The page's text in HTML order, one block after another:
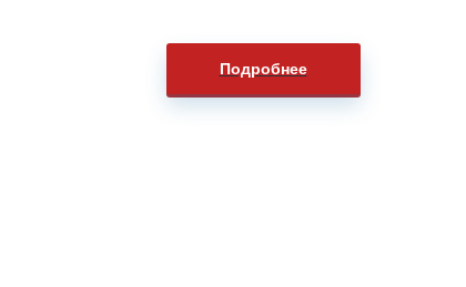
Подробнее